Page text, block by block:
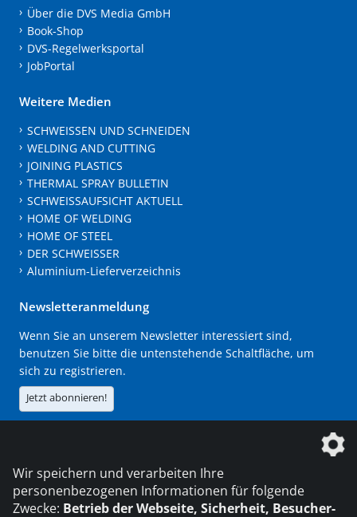
Über die DVS Media GmbH
Book-Shop
DVS-Regelwerksportal
JobPortal
Weitere Medien
SCHWEISSEN UND SCHNEIDEN
WELDING AND CUTTING
JOINING PLASTICS
THERMAL SPRAY BULLETIN
SCHWEISSAUFSICHT AKTUELL
HOME OF WELDING
HOME OF STEEL
DER SCHWEISSER
Aluminium-Lieferverzeichnis
Newsletteranmeldung
Wenn Sie an unserem Newsletter interessiert sind,
benutzen Sie bitte die untenstehende Schaltfläche, um
sich zu registrieren.
Jetzt abonnieren!
Wir speichern und verarbeiten Ihre
personenbezogenen Informationen für folgende
Zwecke: Betrieb der Webseite, Sicherheit, Besucher-